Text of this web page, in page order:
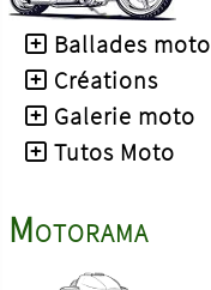
Ballades moto
Créations
Galerie moto
Tutos Moto
Motorama